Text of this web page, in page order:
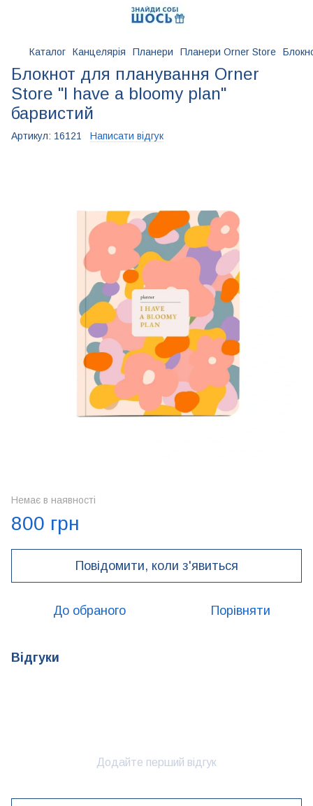
Каталог Канцелярія Планери Планери Orner Store
Блокнот для планування Orner
Store "I have a bloomy plan"
барвистий
Артикул: 16121 Написати відгук
Немає в наявності
800 грн
Повідомити, коли з'явиться
До обраного Порівняти
Відгуки
Додайте перший відгук